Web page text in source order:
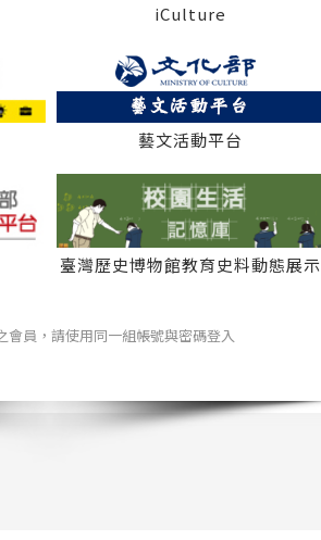
iCulture
藝文活動平台
臺灣歷史博物館教育史料動態展示
會員，請使用同一組帳號與密碼登入